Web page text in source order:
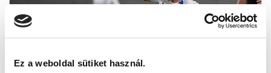
Ez a weboldal sütiket használ.